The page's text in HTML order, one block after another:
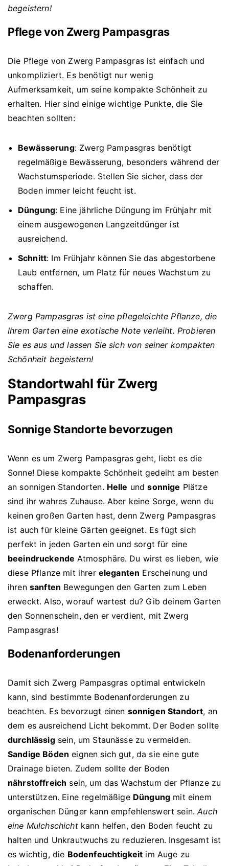
begeistern!
Pflege von Zwerg Pampasgras
Die Pflege von Zwerg Pampasgras ist einfach und
unkompliziert. Es benötigt nur wenig
Aufmerksamkeit, um seine kompakte Schönheit zu
erhalten. Hier sind einige wichtige Punkte, die Sie
beachten sollten:
Bewässerung: Zwerg Pampasgras benötigt
regelmäßige Bewässerung, besonders während der
Wachstumsperiode. Stellen Sie sicher, dass der
Boden immer leicht feucht ist.
Düngung: Eine jährliche Düngung im Frühjahr mit
einem ausgewogenen Langzeitdünger ist
ausreichend.
Schnitt: Im Frühjahr können Sie das abgestorbene
Laub entfernen, um Platz für neues Wachstum zu
schaffen.
Zwerg Pampasgras ist eine pflegeleichte Pflanze, die
Ihrem Garten eine exotische Note verleiht. Probieren
Sie es aus und lassen Sie sich von seiner kompakten
Schönheit begeistern!
Standortwahl für Zwerg
Pampasgras
Sonnige Standorte bevorzugen
Wenn es um Zwerg Pampasgras geht, liebt es die
Sonne! Diese kompakte Schönheit gedeiht am besten
an sonnigen Standorten. Helle undsonnige Plätze
sind ihr wahres Zuhause. Aber keine Sorge, wenn du
keinen großen Garten hast, denn Zwerg Pampasgras
ist auch für kleine Gärten geeignet. Es fügt sich
perfekt in jeden Garten ein und sorgt für eine
beeindruckende Atmosphäre. Du wirst es lieben, wie
diese Pflanze mit ihrer eleganten Erscheinung und
ihren sanften Bewegungen den Garten zum Leben
erweckt. Also, worauf wartest du? Gib deinem Garten
den Sonnenschein, den er verdient, mit Zwerg
Pampasgras!
Bodenanforderungen
Damit sich Zwerg Pampasgras optimal entwickeln
kann, sind bestimmte Bodenanforderungen zu
beachten. Es bevorzugt einen sonnigen Standort, an
dem es ausreichend Licht bekommt. Der Boden sollte
durchlässigsein, um Staunässe zu vermeiden.
Sandige Böden eignen sich gut, da sie eine gute
Drainage bieten. Zudem sollte der Boden
nährstoffreich sein, um das Wachstum der Pflanze zu
unterstützen. Eine regelmäßige Düngung mit einem
organischen Dünger kann empfehlenswert sein.Auch
eine Mulchschichtkann helfen, den Boden feucht zu
halten und Unkrautwuchs zu reduzieren. Insgesamt ist
es wichtig, die Bodenfeuchtigkeit im Auge zu